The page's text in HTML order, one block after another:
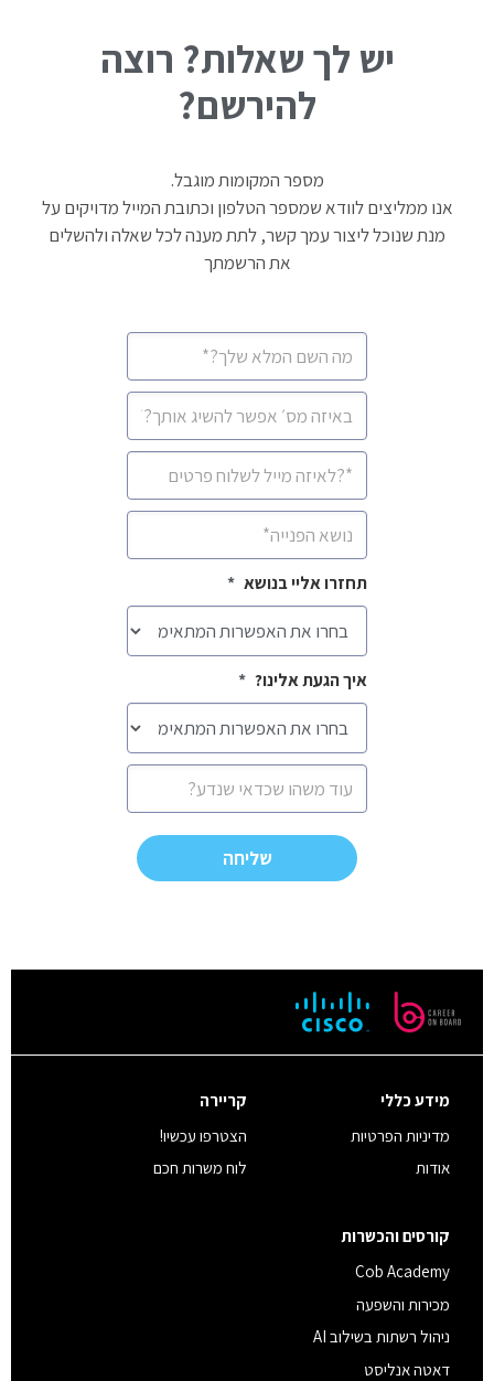
יש לך שאלות? רוצה
להירשם?
מספר המקומות מוגבל.
אנו ממליצים לוודא שמספר הטלפון וכתובת המייל מדויקים על
מנת שנוכל ליצור עמך קשר, לתת מענה לכל שאלה ולהשלים
את הרשמתך
מלא *
סלולרי
*
איימיל
תחזרו אליי בנושא *
איך הגעת אלינו? *
CAPTCHA
מידע כללי
מדיניות הפרטיות
אודות
קריירה
הצטרפו עכשיו!
לוח משרות חכם
קורסים והכשרות
Cob Academy
מכירות והשפעה
ניהול רשתות בשילוב AI
דאטה אנליסט